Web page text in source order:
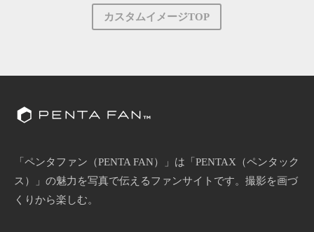
カスタムイメージTOP
「ペンタファン（PENTA FAN）」は「PENTAX（ペンタック
ス）」の魅力を写真で伝えるファンサイトです。撮影を画づ
くりから楽しむ。